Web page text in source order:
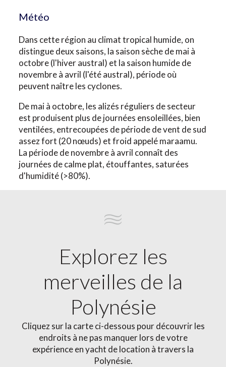
Météo
Dans cette région au climat tropical humide, on
distingue deux saisons, la saison sèche de mai à
octobre (l'hiver austral) et la saison humide de
novembre à avril (l'été austral), période où
peuvent naître les cyclones.
De mai à octobre, les alizés réguliers de secteur
est produisent plus de journées ensoleillées, bien
ventilées, entrecoupées de période de vent de sud
assez fort (20 nœuds) et froid appelé maraamu.
La période de novembre à avril connaît des
journées de calme plat, étouffantes, saturées
d'humidité (>80%).
Explorez les
merveilles de la
Polynésie
Cliquez sur la carte ci-dessous pour découvrir les
endroits à ne pas manquer lors de votre
expérience en yacht de location à travers la
Polynésie.